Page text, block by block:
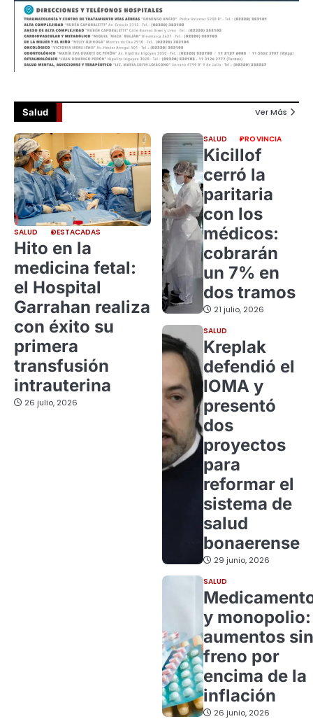
Salud Ver Más
SALUD DESTACADAS
Hito en la
medicina fetal:
el Hospital
Garrahan realiza
con éxito su
primera
transfusión
intrauterina
26 julio, 2026
SALUD PROVINCIA
Kicillof
cerró la
paritaria
con los
médicos:
cobrarán
un 7% en
dos tramos
21 julio, 2026
SALUD
Kreplak
defendió el
IOMA y
presentó
dos
proyectos
para
reformar el
sistema de
salud
bonaerense
29 junio, 2026
SALUD
y monopolio:
aumentos sin
freno por
encima de la
inflación
26 junio, 2026